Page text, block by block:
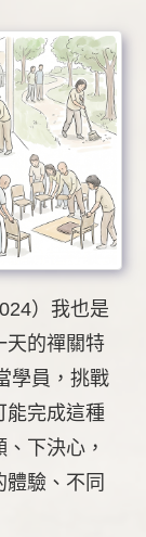
）我也是
天的禪關特
學員，挑戰
能完成這種
下決心，
驗、不同